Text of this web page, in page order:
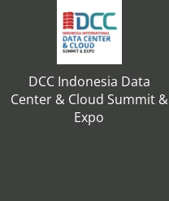
DCC Indonesia Data
Center & Cloud Summit &
Expo